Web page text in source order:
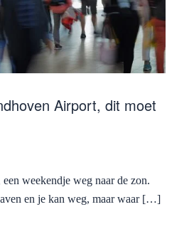
Airport, dit moet
weekendje weg naar de zon.
en je kan weg, maar waar […]